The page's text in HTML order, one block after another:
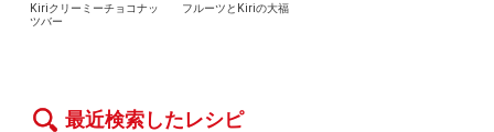
Kiriクリーミーチョコナッ
ツバー
フルーツとKiriの大福
最近検索したレシピ